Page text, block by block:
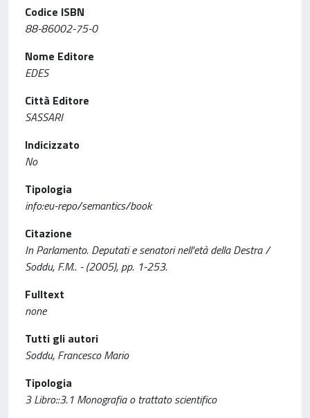
Codice ISBN
88-86002-75-0
Nome Editore
EDES
Città Editore
SASSARI
Indicizzato
No
Tipologia
info:eu-repo/semantics/book
Citazione
In Parlamento. Deputati e senatori nell'età della Destra /
Soddu, F.M.. - (2005), pp. 1-253.
Fulltext
none
Tutti gli autori
Soddu, Francesco Mario
Tipologia
3 Libro::3.1 Monografia o trattato scientifico